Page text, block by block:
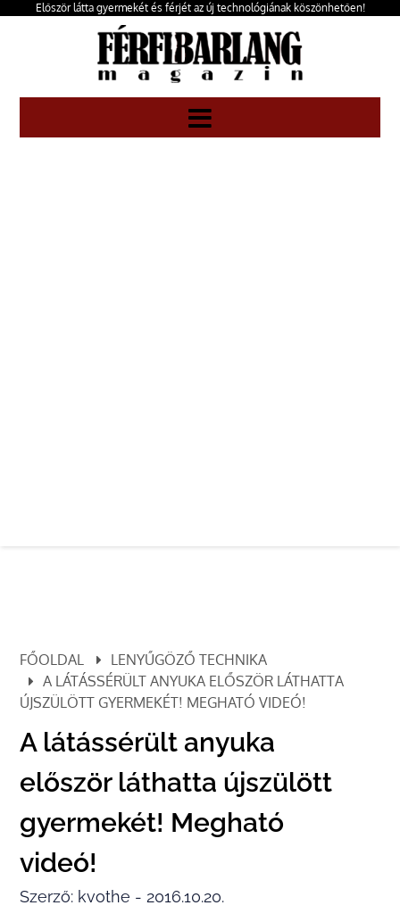
Először látta gyermekét és férjét az új technológiának köszönhetően!
FŐOLDAL
LENYŰGÖZŐ TECHNIKA
A LÁTÁSSÉRÜLT ANYUKA ELŐSZÖR LÁTHATTA
ÚJSZÜLÖTT GYERMEKÉT! MEGHATÓ VIDEÓ!
A látássérült anyuka
először láthatta újszülött
gyermekét! Megható
videó!
Szerző: kvothe - 2016.10.20.